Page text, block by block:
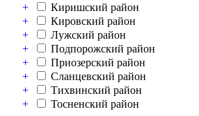
+
Киришский район
+
Кировский район
+
Лужский район
+
Подпорожский район
+
Приозерский район
+
Сланцевский район
+
Тихвинский район
+
Тосненский район